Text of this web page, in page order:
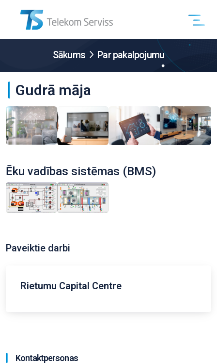
Sākums Par pakalpojumu
Gudrā māja
Ēku vadības sistēmas (BMS)
Paveiktie darbi
Rietumu Capital Centre
Kontaktpersonas